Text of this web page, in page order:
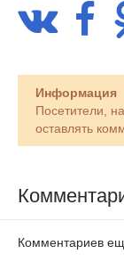
Информация
Посетители,
оставлять
Комментариев